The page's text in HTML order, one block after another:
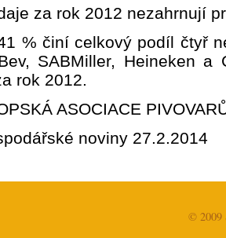
za rok 2012 nezahrnují
% činí celkový podíl čtyř
SABMiller, Heineken a
rok 2012.
ASOCIACE
noviny 27.2.2014
© 2009